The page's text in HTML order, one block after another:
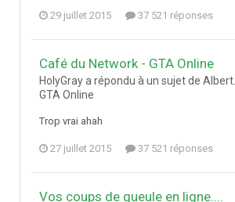
29 juillet 2015 37 521 réponses
Café du Network - GTA Online
HolyGray a répondu à un sujet de
GTA Online
Trop vrai ahah
27 juillet 2015 37 521 réponses
Vos coups de gueule en ligne....